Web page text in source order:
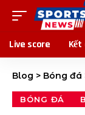
Live score Kết
Blog > Bóng đá
BÓNG ĐÁ